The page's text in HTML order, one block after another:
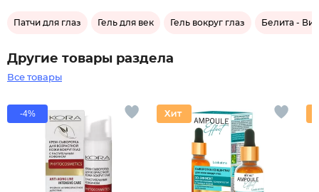
Патчи для глаз Гель для век Гель вокруг глаз Белита -
Другие товары раздела
Все товары
-4%